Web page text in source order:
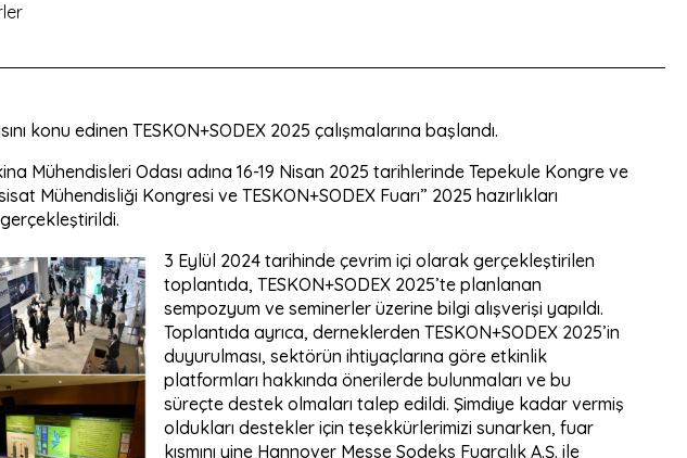
konu edinen TESKON+SODEX 2025 çalışmalarına başlandı.
Mühendisleri Odası adına 16-19 Nisan 2025 tarihlerinde Tepekule Kongre ve
Mühendisliği Kongresi ve TESKON+SODEX Fuarı” 2025 hazırlıkları
3 Eylül 2024 tarihinde çevrim içi olarak gerçekleştirilen
toplantıda, TESKON+SODEX 2025’te planlanan
sempozyum ve seminerler üzerine bilgi alışverişi yapıldı.
Toplantıda ayrıca, derneklerden TESKON+SODEX 2025’in
duyurulması, sektörün ihtiyaçlarına göre etkinlik
platformları hakkında önerilerde bulunmaları ve bu
süreçte destek olmaları talep edildi. Şimdiye kadar vermiş
oldukları destekler için teşekkürlerimizi sunarken, fuar
kısmını yine Hannover Messe Sodeks Fuarcılık A.Ş. ile